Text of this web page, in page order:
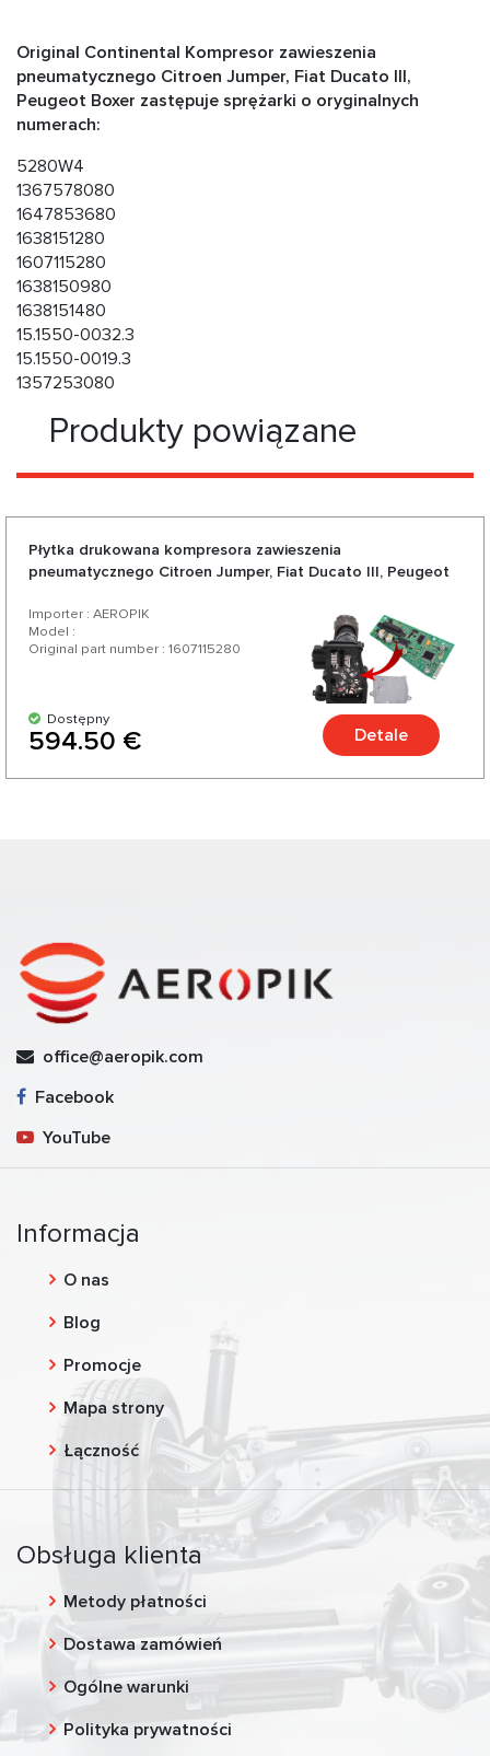
Original Continental Kompresor zawieszenia
pneumatycznego Citroen Jumper, Fiat Ducato III,
Peugeot Boxer zastępuje sprężarki o oryginalnych
numerach:
5280W4
1367578080
1647853680
1638151280
1607115280
1638150980
1638151480
15.1550-0032.3
15.1550-0019.3
1357253080
Produkty powiązane
Płytka drukowana kompresora zawieszenia
pneumatycznego Citroen Jumper, Fiat Ducato III, Peugeot
Importer : AEROPIK
Model :
Original part number : 1607115280
Dostępny
594.50 € Detale
office@aeropik.com
Facebook
YouTube
Informacja
O nas
Blog
Promocje
Mapa strony
Łączność
Obsługa klienta
Metody płatności
Dostawa zamówień
Ogólne warunki
Polityka prywatności